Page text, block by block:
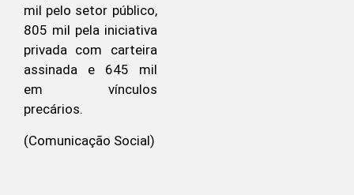
mil pelo setor público,
805 mil pela iniciativa
privada com carteira
assinada e 645 mil
em vínculos
precários.
(Comunicação Social)